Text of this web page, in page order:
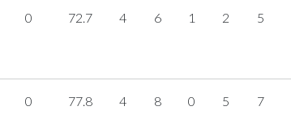
0 72.7 4 6 1 2 5
0 77.8 4 8 0 5 7